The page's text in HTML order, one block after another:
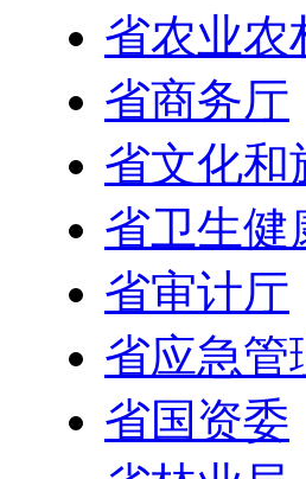
省农业农
省商务厅
省文化和
省卫生健
省审计厅
省应急管
省国资委